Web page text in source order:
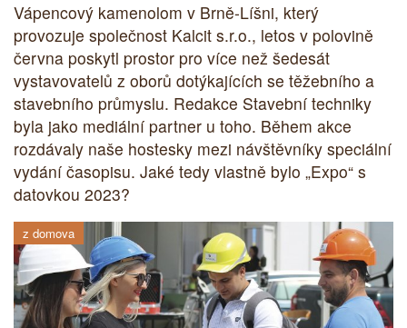
Vápencový kamenolom v Brně-Líšni, který
provozuje společnost Kalcit s.r.o., letos v polovině
června poskytl prostor pro více než šedesát
vystavovatelů z oborů dotýkajících se těžebního a
stavebního průmyslu. Redakce Stavební techniky
byla jako mediální partner u toho. Během akce
rozdávaly naše hostesky mezi návštěvníky speciální
vydání časopisu. Jaké tedy vlastně bylo „Expo“ s
datovkou 2023?
z domova